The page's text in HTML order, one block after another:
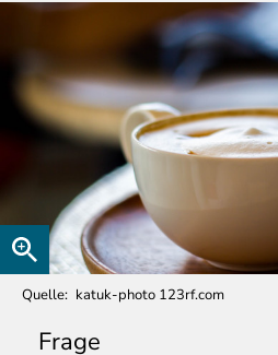
Quelle katuk-photo 123rf.com
Frage